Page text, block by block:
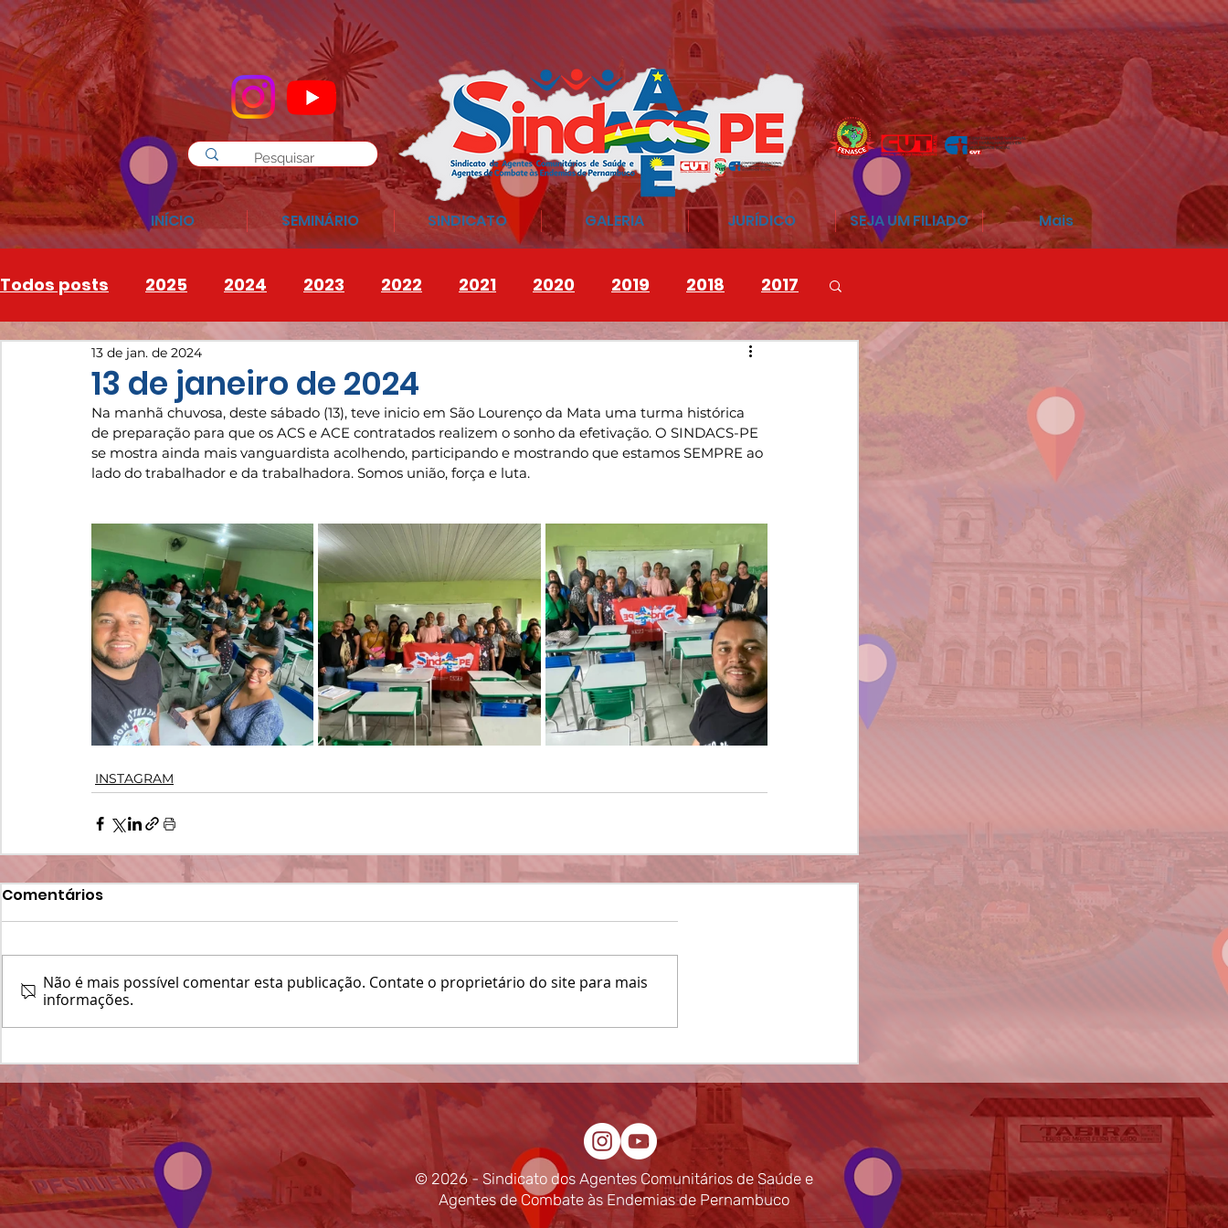
INÍCIO SEMINÁRIO SINDICATO GALERIA JURÍDICO SEJA UM FILIADO Mais
Todos posts 2025 2024 2023 2022 2021 2020 2019 2018 2017
INSTAGRAM 2026
13 de janeiro de 2024
13 de jan. de 2024
Na manhã chuvosa, deste sábado (13), teve inicio em São Lourenço da Mata uma turma histórica
de preparação para que os ACS e ACE contratados realizem o sonho da efetivação. O SINDACS-PE
se mostra ainda mais vanguardista acolhendo, participando e mostrando que estamos SEMPRE ao
lado do trabalhador e da trabalhadora. Somos união, força e luta.
INSTAGRAM
Comentários
Não é mais possível comentar esta publicação. Contate o proprietário do site para mais
informações.
© 2026 - Sindicato dos Agentes Comunitários de Saúde e
Agentes de Combate às Endemias de Pernambuco